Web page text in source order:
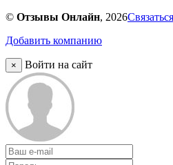
© Отзывы Онлайн, 2026
Добавить компанию
× Войти на сайт